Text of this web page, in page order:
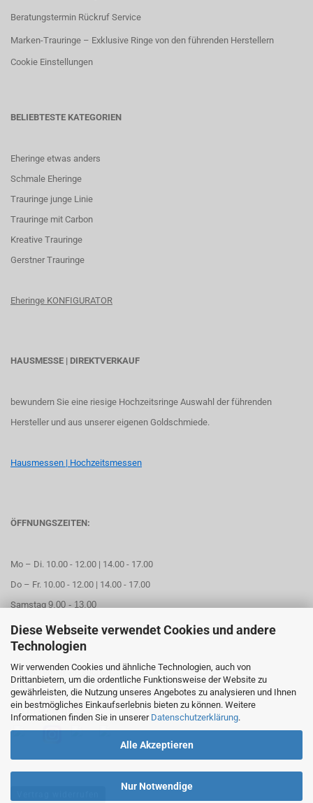
Diese Webseite verwendet Cookies und andere
Technologien
Wir verwenden Cookies und ähnliche Technologien, auch von
Drittanbietern, um die ordentliche Funktionsweise der Website zu
gewährleisten, die Nutzung unseres Angebotes zu analysieren und Ihnen
ein bestmögliches Einkaufserlebnis bieten zu können. Weitere
Informationen finden Sie in unserer Datenschutzerklärung.
Alle Akzeptieren
Nur Notwendige
Beratungstermin Rückruf Service
Marken-Trauringe – Exklusive Ringe von den führenden Herstellern
Cookie Einstellungen
BELIEBTESTE KATEGORIEN
Eheringe etwas anders
Schmale Eheringe
Trauringe junge Linie
Trauringe mit Carbon
Kreative Trauringe
Gerstner Trauringe
Eheringe KONFIGURATOR
HAUSMESSE | DIREKTVERKAUF
bewundern Sie eine riesige Hochzeitsringe Auswahl der führenden
Hersteller und aus unserer eigenen Goldschmiede.
Hausmessen | Hochzeitsmessen
ÖFFNUNGSZEITEN:
Mo – Di. 10.00 - 12.00 | 14.00 - 17.00
Do – Fr. 10.00 - 12.00 | 14.00 - 17.00
Samstag 9.00 - 13.00
Mittwoch geschlossen
Online Termin aussuchen
FOLGEN SIE UNS